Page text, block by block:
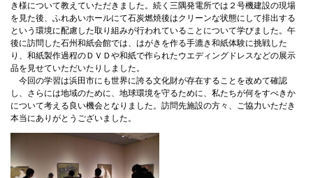
き様について教えていただきました。続く三隅発電所では２号機建設の現場
を見た後、ふれあいホールにて石炭燃焼後はクリーンな状態にして排出する
という環境に配慮した取り組みが行われていることについて学びました。午
後に訪問した石州和紙会館では、はがきを作る手漉き和紙体験に挑戦した
り、和紙製作過程のＤＶＤや和紙で作られたウエディングドレスなどの展示
品を見せていただいたりしました。
今回の学習は浜田市にも世界に誇る文化財が存在することを改めて確認
し、さらには地域のために、地球環境を守るために、私たちが何をすべきか
について考える良い機会となりました。訪問先施設の方々、ご協力いただき
本当にありがとうございました。